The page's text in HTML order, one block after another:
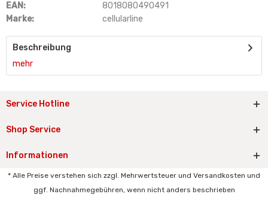
EAN:
8018080490491
Marke:
cellularline
Beschreibung
mehr
Service Hotline
Shop Service
Informationen
* Alle Preise verstehen sich zzgl. Mehrwertsteuer und Versandkosten und
ggf. Nachnahmegebühren, wenn nicht anders beschrieben